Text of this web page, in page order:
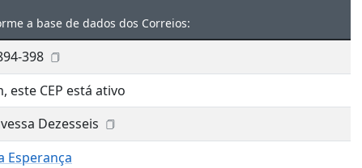
a base de dados dos Correios:
398
este CEP está ativo
Dezesseis
Esperança